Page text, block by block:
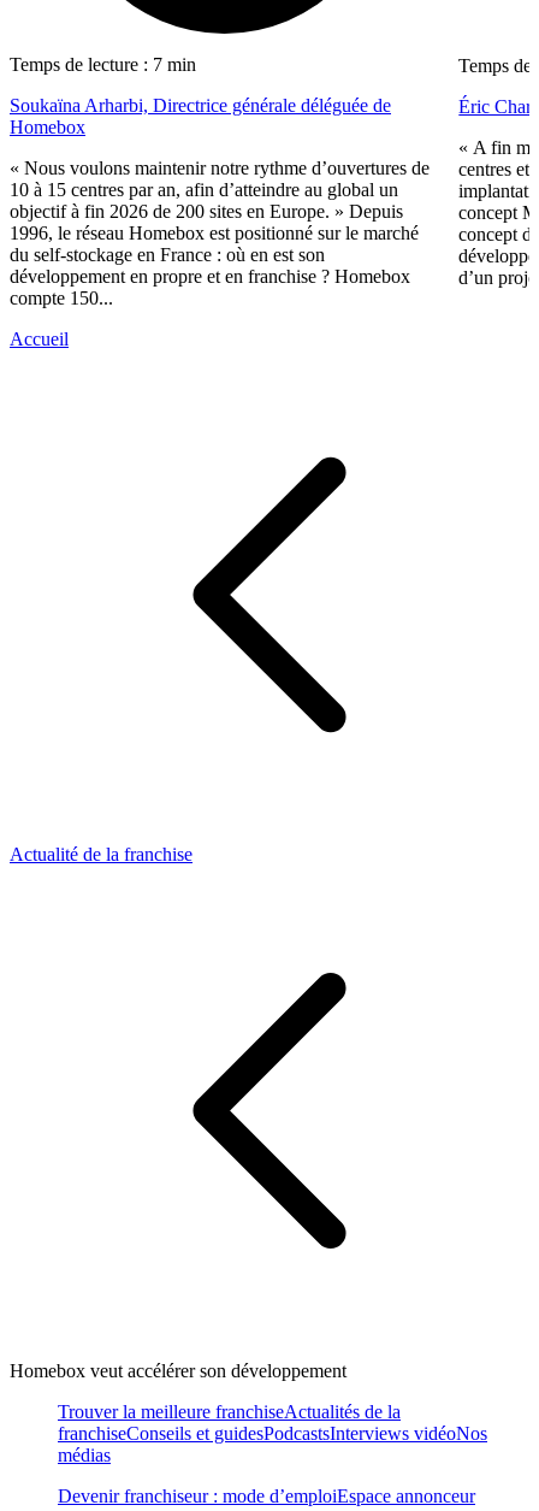
Temps de lecture : 7 min
Soukaïna Arharbi, Directrice générale déléguée de
Homebox
« Nous voulons maintenir notre rythme d’ouvertures de
10 à 15 centres par an, afin d’atteindre au global un
objectif à fin 2026 de 200 sites en Europe. » Depuis
1996, le réseau Homebox est positionné sur le marché
du self-stockage en France : où en est son
développement en propre et en franchise ? Homebox
compte 150...
Temps de
Éric
« A fin
centres et
concept
concept
d’un
Accueil
Actualité de la franchise
Homebox veut accélérer son développement
Trouver la meilleure franchiseActualités de la
franchiseConseils et guidesPodcastsInterviews vidéoNos
médias
Devenir franchiseur : mode d’emploiEspace annonceur